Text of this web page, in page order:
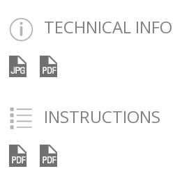
TECHNICAL INFO
INSTRUCTIONS